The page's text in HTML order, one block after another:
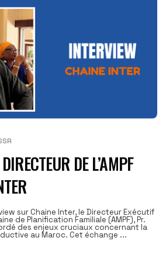
DE L’AMPF
sur Chaine Inter, le Directeur Exécutif
de Planification Familiale (AMPF), Pr.
des enjeux cruciaux concernant la
au Maroc. Cet échange ...